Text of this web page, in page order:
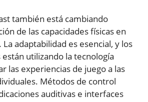
también está cambiando
de las capacidades físicas en
adaptabilidad es esencial, y los
utilizando la tecnología
las experiencias de juego a las
Métodos de control
auditivas e interfaces